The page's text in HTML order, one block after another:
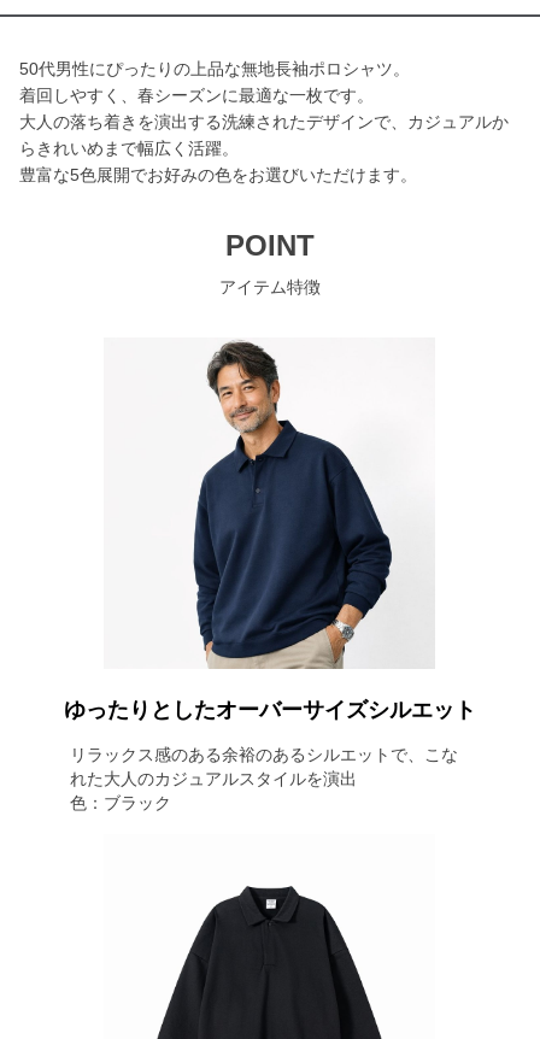
50代男性にぴったりの上品な無地長袖ポロシャツ。
着回しやすく、春シーズンに最適な一枚です。
大人の落ち着きを演出する洗練されたデザインで、カジュアルか
らきれいめまで幅広く活躍。
豊富な5色展開でお好みの色をお選びいただけます。
POINT
アイテム特徴
ゆったりとしたオーバーサイズシルエット
リラックス感のある余裕のあるシルエットで、こな
れた大人のカジュアルスタイルを演出
色：ブラック